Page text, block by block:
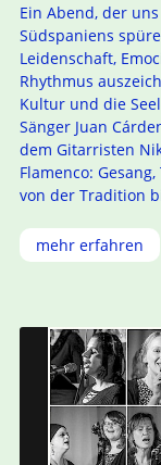
Ein Abend, der
Südspaniens
Leidenschaft,
Rhythmus
Kultur und die
Sänger Juan
dem Gitarristen
Flamenco:
von der Tradition
mehr erfahren